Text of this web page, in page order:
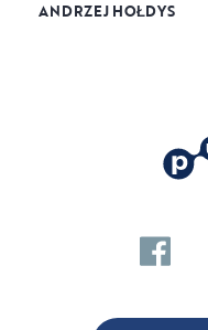
ANDRZEJ HOŁDYS